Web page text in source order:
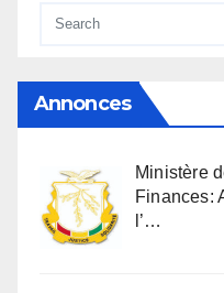
Annonces
Ministère
Finances:
l’…